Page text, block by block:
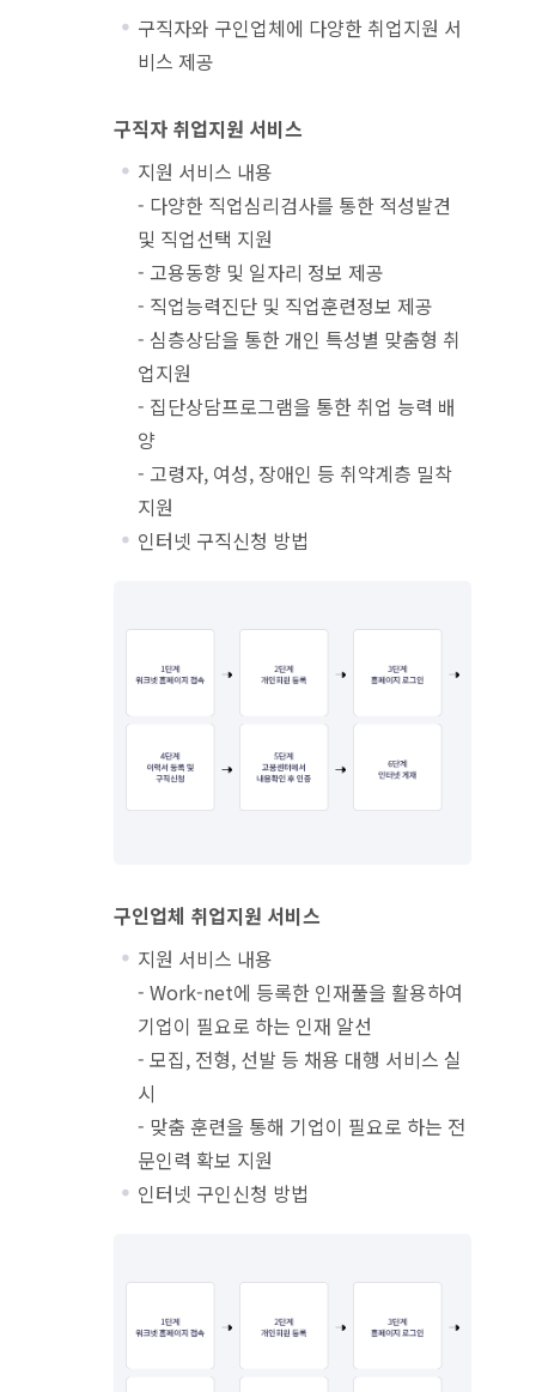
구직자와 구인업체에 다양한 취업지원 서
비스 제공
구직자 취업지원 서비스
지원 서비스 내용
- 다양한 직업심리검사를 통한 적성발견
및 직업선택 지원
- 고용동향 및 일자리 정보 제공
- 직업능력진단 및 직업훈련정보 제공
- 심층상담을 통한 개인 특성별 맞춤형 취
업지원
- 집단상담프로그램을 통한 취업 능력 배
양
- 고령자, 여성, 장애인 등 취약계층 밀착
지원
인터넷 구직신청 방법
구인업체 취업지원 서비스
지원 서비스 내용
- Work-net에 등록한 인재풀을 활용하여
기업이 필요로 하는 인재 알선
- 모집, 전형, 선발 등 채용 대행 서비스 실
시
- 맞춤 훈련을 통해 기업이 필요로 하는 전
문인력 확보 지원
인터넷 구인신청 방법